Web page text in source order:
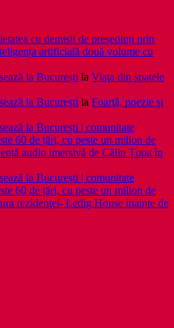
cu demisii de președinți prin
artificială două volume cu
la București la Viaţa din spatele
la București la Foarţă, poezie şi
la București | comunitate
60 de țări, cu peste un milion de
audio imersivă de Călin Țopa în
la București | comunitate
60 de țări, cu peste un milion de
rezidenţei- Ledig House inainte de